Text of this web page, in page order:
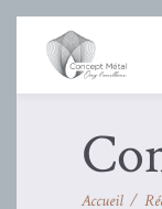
Accueil /